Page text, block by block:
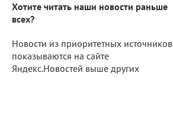
Хотите читать наши новости раньше
всех?
Новости из приоритетных источников
показываются на сайте
Яндекс.Новостей выше других